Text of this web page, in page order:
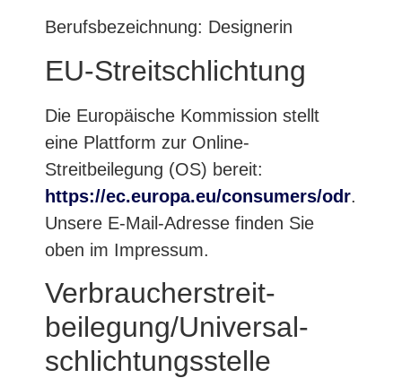
Berufsbezeichnung: Designerin
EU-Streitschlichtung
Die Europäische Kommission stellt
eine Plattform zur Online-
Streitbeilegung (OS) bereit:
https://ec.europa.eu/consumers/odr.
Unsere E-Mail-Adresse finden Sie
oben im Impressum.
Verbraucher­streit­
beilegung/Universal­
schlichtungs­stelle